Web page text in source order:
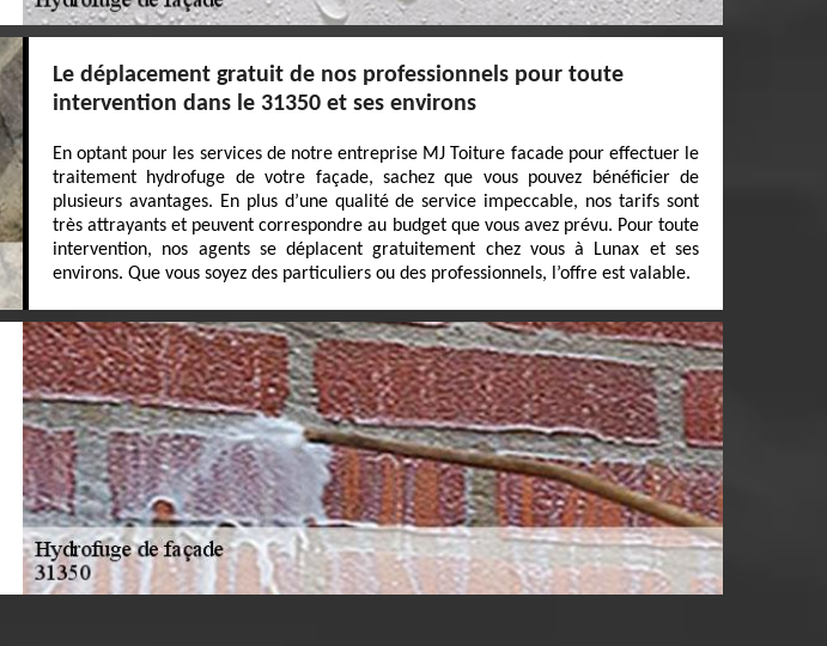
Le déplacement gratuit de nos professionnels pour toute
intervention dans le 31350 et ses environs
En optant pour les services de notre entreprise MJ Toiture facade pour effectuer le
traitement hydrofuge de votre façade, sachez que vous pouvez bénéficier de
plusieurs avantages. En plus d’une qualité de service impeccable, nos tarifs sont
très attrayants et peuvent correspondre au budget que vous avez prévu. Pour toute
intervention, nos agents se déplacent gratuitement chez vous à Lunax et ses
environs. Que vous soyez des particuliers ou des professionnels, l’offre est valable.